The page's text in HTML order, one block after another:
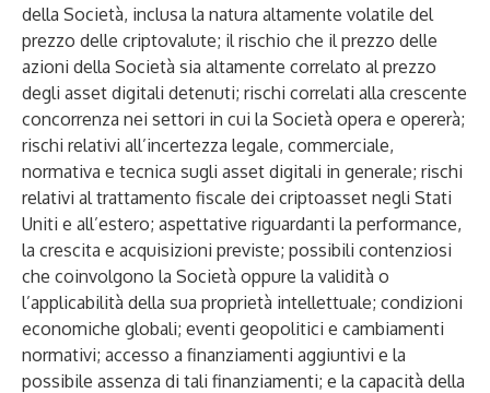
della Società, inclusa la natura altamente volatile del
prezzo delle criptovalute; il rischio che il prezzo delle
azioni della Società sia altamente correlato al prezzo
degli asset digitali detenuti; rischi correlati alla crescente
concorrenza nei settori in cui la Società opera e opererà;
rischi relativi all’incertezza legale, commerciale,
normativa e tecnica sugli asset digitali in generale; rischi
relativi al trattamento fiscale dei criptoasset negli Stati
Uniti e all’estero; aspettative riguardanti la performance,
la crescita e acquisizioni previste; possibili contenziosi
che coinvolgono la Società oppure la validità o
l’applicabilità della sua proprietà intellettuale; condizioni
economiche globali; eventi geopolitici e cambiamenti
normativi; accesso a finanziamenti aggiuntivi e la
possibile assenza di tali finanziamenti; e la capacità della